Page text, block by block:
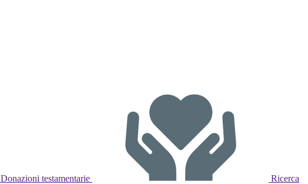
Donazioni testamentarie Ricerca